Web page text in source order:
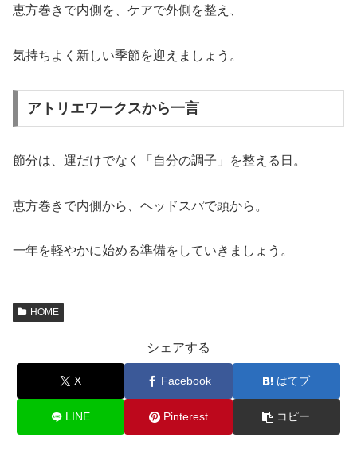
恵方巻きで内側を、ケアで外側を整え、
気持ちよく新しい季節を迎えましょう。
アトリエワークスから一言
節分は、運だけでなく「自分の調子」を整える日。
恵方巻きで内側から、ヘッドスパで頭から。
一年を軽やかに始める準備をしていきましょう。
HOME
シェアする
X Facebook はてブ
LINE Pinterest コピー